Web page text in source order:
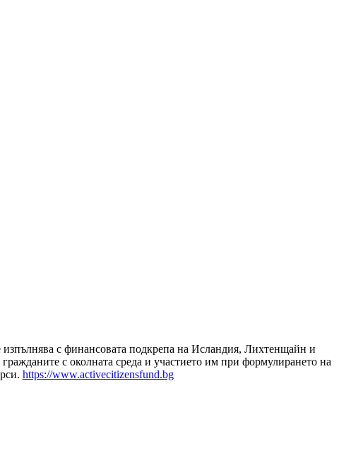
с финансовата подкрепа на Исландия, Лихтенщайн и
с околната среда и участието им при формулирането на
https://www.activecitizensfund.bg